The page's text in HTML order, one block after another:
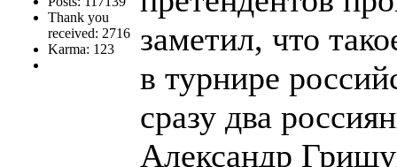
Thank you
received: 2716
Karma: 123
заметил, что
в турнире
сразу два
Александр